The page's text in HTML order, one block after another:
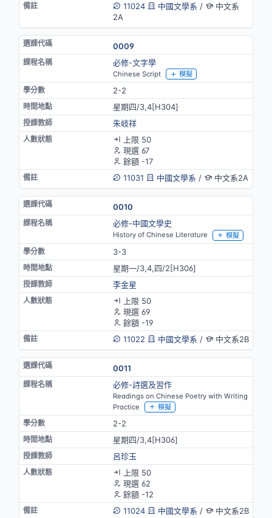
11024
中國文學系 /
中文系
2A
0009
必修-文字學
Chinese Script 模擬
2-2
星期四/3,4[H304]
朱岐祥
上限 50
現選 67
餘額 -17
11031
中國文學系 / 中文系2A
0010
必修-中國文學史
History of Chinese Literature 模擬
3-3
星期一/3,4,四/2[H306]
李金星
上限 50
現選 69
餘額 -19
11022
中國文學系 / 中文系2B
0011
必修-詩選及習作
Readings on Chinese Poetry with Writing
Practice
模擬
2-2
星期四/3,4[H306]
呂珍玉
上限 50
現選 62
餘額 -12
11024
中國文學系 / 中文系2B